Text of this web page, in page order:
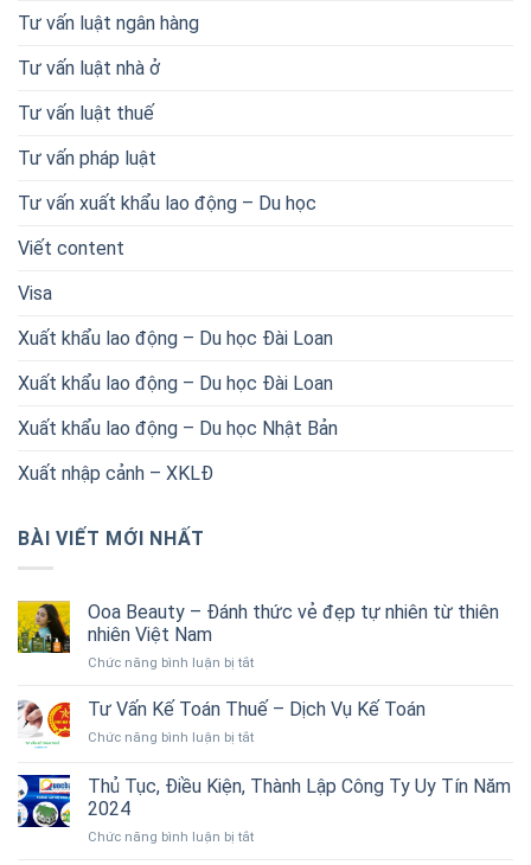
Tư vấn luật ngân hàng
Tư vấn luật nhà ở
Tư vấn luật thuế
Tư vấn pháp luật
Tư vấn xuất khẩu lao động – Du học
Viết content
Visa
Xuất khẩu lao động – Du học Đài Loan
Xuất khẩu lao động – Du học Đài Loan
Xuất khẩu lao động – Du học Nhật Bản
Xuất nhập cảnh – XKLĐ
BÀI VIẾT MỚI NHẤT
Ooa Beauty – Đánh thức vẻ đẹp tự nhiên từ thiên
nhiên Việt Nam
Chức năng bình luận bị tắtở
Beauty
Đánh
vẻ
nhiên
Tư Vấn Kế Toán Thuế – Dịch Vụ Kế Toán
Chức năng bình luận bị tắtở
Vấn
Kế
Thuế
Thủ Tục, Điều Kiện, Thành Lập Công Ty Uy Tín Năm
2024
Chức năng bình luận bị tắtở